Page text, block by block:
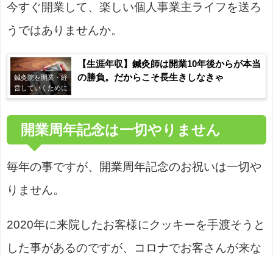
今すぐ開業して、楽しい個人事業主ライフを送ろ
うではありませんか。
鍼灸院を開業・経
営していくために
【生涯年収】鍼灸師は開業10年後からが本当
の勝負。だからこそ長生きしなきゃ
開業周年記念は一切やりません
毎年の事ですが、開業周年記念のお祝いは一切や
りません。
2020年に来院したお客様にクッキーを手渡そうと
した事があるのですが、コロナでお客さんが来な